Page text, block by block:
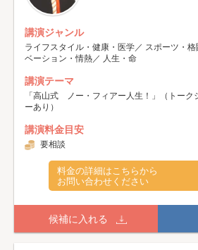
講演ジャンル
ライフスタイル・健康・医学／ スポーツ・
ベーション・情熱／ 人生・命
講演テーマ
「高山式 ノー・フィアー人生！」（トーク
ーあり）
講演料金目安
要相談
料金の詳細はこちらから
お問い合わせください
候補に入れる